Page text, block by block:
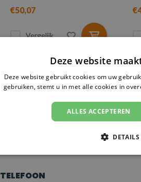
€50,07
Vergelijk
HULP NODIG?
NEEM
MET ONZE
TELEFOON
Deze website
Deze website gebruikt cookies om uw
gebruiken, stemt u in met alle cookies in
ALLES ACCEPTEREN
DETAILS